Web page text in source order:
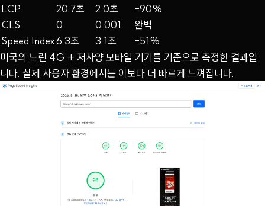
LCP
20.7초 2.0초
-90%
CLS
0 0.001
완벽
Speed Index6.3초 3.1초
-51%
미국의 느린 4G + 저사양 모바일 기기를 기준으로 측정한 결과입
니다. 실제 사용자 환경에서는 이보다 더 빠르게 느껴집니다.